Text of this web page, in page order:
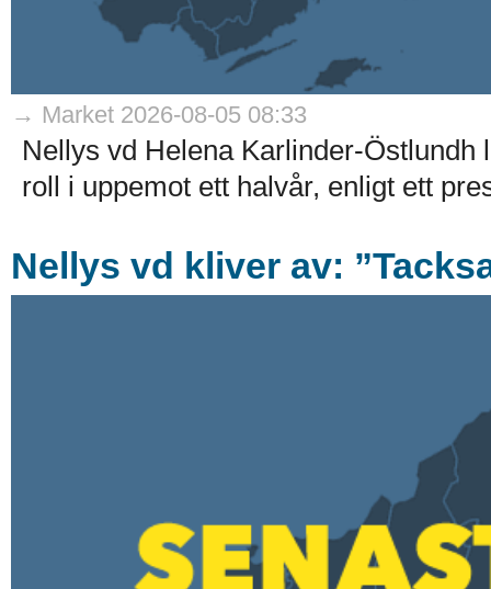
→ Market 2026-08-05 08:33
Nellys vd Helena Karlinder-
roll i uppemot ett halvår, enligt ett
Nellys vd kliver av: